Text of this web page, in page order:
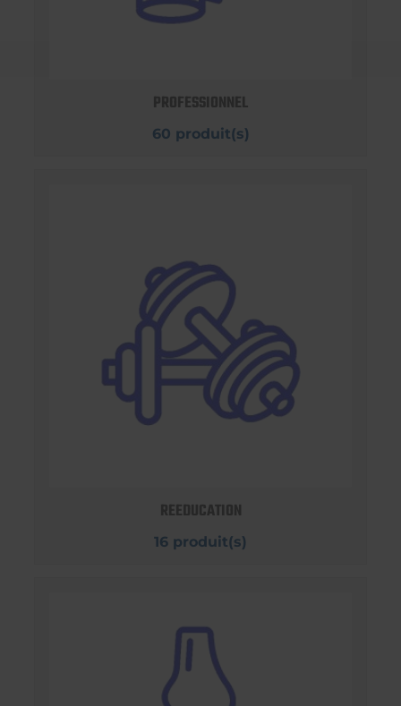
PROFESSIONNEL
60 produit(s)
REEDUCATION
16 produit(s)